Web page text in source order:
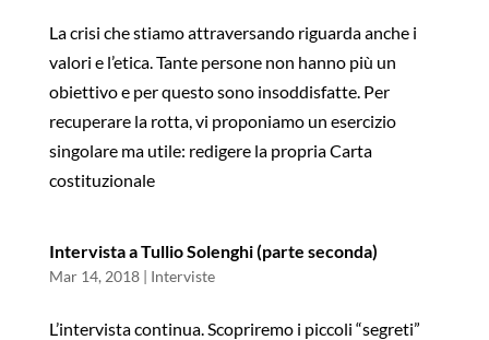
La crisi che stiamo attraversando riguarda anche i
valori e l’etica. Tante persone non hanno più un
obiettivo e per questo sono insoddisfatte. Per
recuperare la rotta, vi proponiamo un esercizio
singolare ma utile: redigere la propria Carta
costituzionale
Intervista a Tullio Solenghi (parte seconda)
Mar 14, 2018| Interviste
L’intervista continua. Scopriremo i piccoli “segreti”